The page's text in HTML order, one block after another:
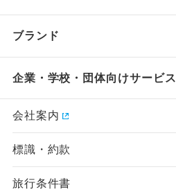
ブランド
企業・学校・団体向けサービス
会社案内
標識・約款
旅行条件書